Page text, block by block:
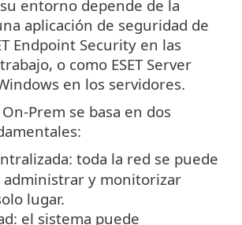
entorno depende de la
aplicación de seguridad de
Endpoint Security en las
o como ESET Server
en los servidores.
On-Prem se basa en dos
toda la red se puede
administrar y monitorizar
lugar.
el sistema puede